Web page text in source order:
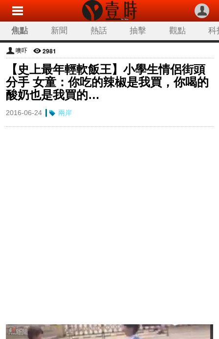
焦點 新聞 熱話 抽擊 觀點 科
噢吓 2981
【史上最年輕軟飯王】小學生情侶街頭
分手 女童：你吃的辣椒是我買，你喝的
酸奶也是我買的…
2016-06-24 兩岸